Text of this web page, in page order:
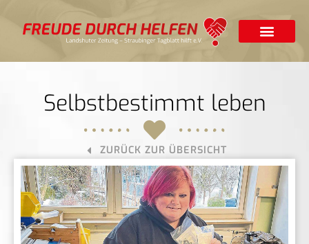
Selbstbestimmt leben
ZURÜCK ZUR ÜBERSICHT